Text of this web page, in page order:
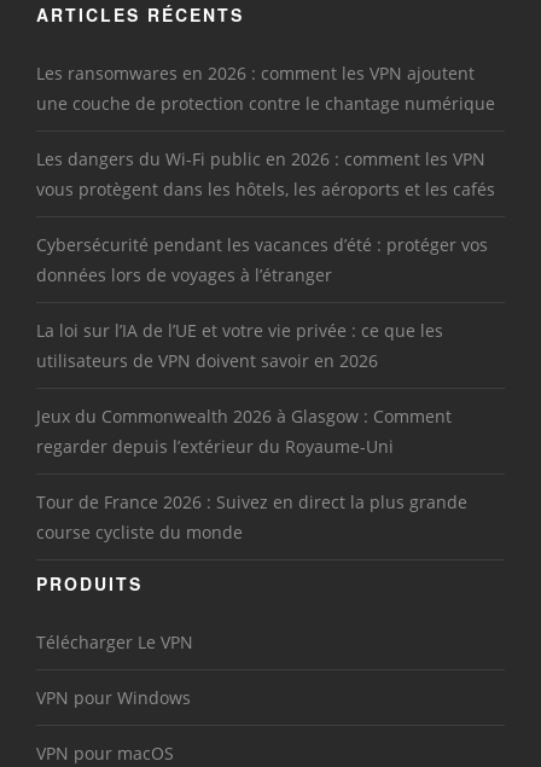
ARTICLES RÉCENTS
Les ransomwares en 2026 : comment les VPN ajoutent
une couche de protection contre le chantage numérique
Les dangers du Wi-Fi public en 2026 : comment les VPN
vous protègent dans les hôtels, les aéroports et les cafés
Cybersécurité pendant les vacances d’été : protéger vos
données lors de voyages à l’étranger
La loi sur l’IA de l’UE et votre vie privée : ce que les
utilisateurs de VPN doivent savoir en 2026
Jeux du Commonwealth 2026 à Glasgow : Comment
regarder depuis l’extérieur du Royaume-Uni
Tour de France 2026 : Suivez en direct la plus grande
course cycliste du monde
PRODUITS
Télécharger Le VPN
VPN pour Windows
VPN pour macOS